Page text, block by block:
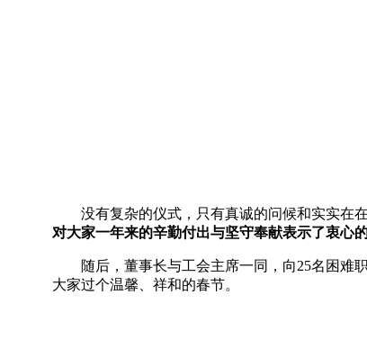
没有复杂的仪式，只有真诚的问候和实实在
对大家一年来的辛勤付出与坚守奉献表示了衷心的
随后，董事长与工会主席一同，向25名困难
大家过个温馨、祥和的春节。